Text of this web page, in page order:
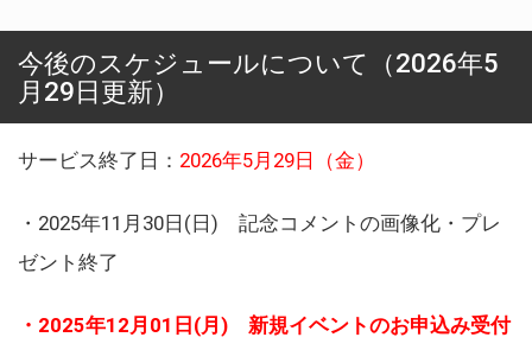
今後のスケジュールについて（2026年5
月29日更新）
サービス終了日： 2026年5月29日（金）
・2025年11月30日(日) 記念コメントの画像化・プレ
ゼント終了
・2025年12月01日(月) 新規イベントのお申込み受付